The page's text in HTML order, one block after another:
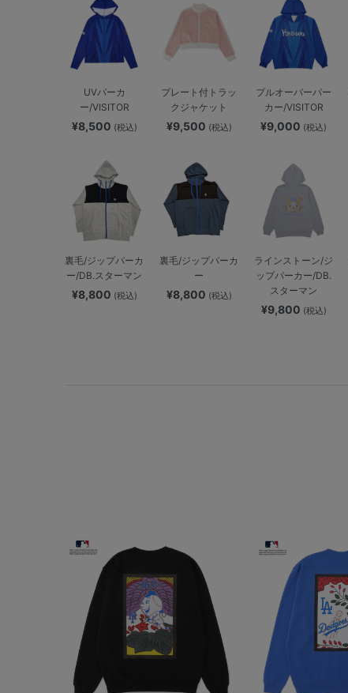
UVパーカ
ー/VISITOR
¥8,500 (税込)
プレート付トラッ
クジャケット
¥9,500 (税込)
プルオーバーパー
カー/VISITOR
¥9,000 (税込)
裏毛/ジップパーカ
ー/DB.スターマン
¥8,800 (税込)
裏毛/ジップパーカ
ー
¥8,800 (税込)
ラインストーン/ジ
ップパーカー/DB.
スターマン
¥9,800 (税込)